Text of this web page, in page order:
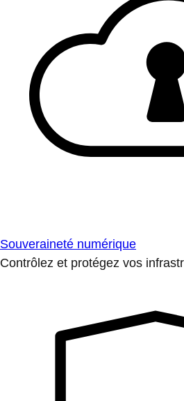
Souveraineté numérique
Contrôlez et protégez vos